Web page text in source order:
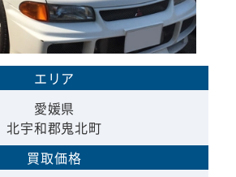
エリア
愛媛県
北宇和郡鬼北町
買取価格